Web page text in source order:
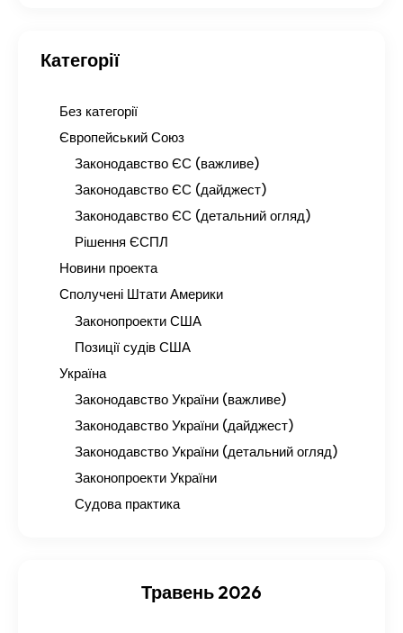
Категорії
Без категорії
Європейський Союз
Законодавство ЄС (важливе)
Законодавство ЄС (дайджест)
Законодавство ЄС (детальний огляд)
Рішення ЄСПЛ
Новини проекта
Сполучені Штати Америки
Законопроекти США
Позиції судів США
Україна
Законодавство України (важливе)
Законодавство України (дайджест)
Законодавство України (детальний огляд)
Законопроекти України
Судова практика
Травень 2026